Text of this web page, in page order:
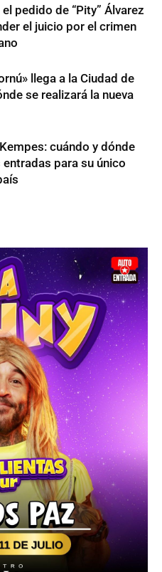
pedido de “Pity” Álvarez
el juicio por el crimen
llega a la Ciudad de
se realizará la nueva
cuándo y dónde
para su único